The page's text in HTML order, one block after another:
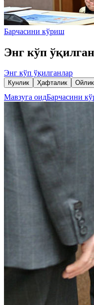
Барчасини кўриш
Энг кўп
Энг кўп ўқилганлар
Кунлик Ҳафталик Ойлик
Мавзуга оидБарчасини